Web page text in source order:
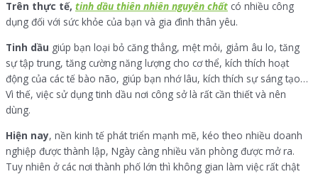
Trên thực tế, tinh dầu thiên nhiên nguyên chất có nhiều công
dụng đối với sức khỏe của bạn và gia đình thân yêu.
Tinh dầu giúp bạn loại bỏ căng thẳng, mệt mỏi, giảm âu lo, tăng
sự tập trung, tăng cường năng lượng cho cơ thể, kích thích hoạt
động của các tế bào não, giúp bạn nhớ lâu, kích thích sự sáng tạo…
Vì thế, việc sử dụng tinh dầu nơi công sở là rất cần thiết và nên
dùng.
Hiện nay, nền kinh tế phát triển mạnh mẽ, kéo theo nhiều doanh
nghiệp được thành lập, Ngày càng nhiều văn phòng được mở ra.
Tuy nhiên ở các nơi thành phố lớn thì không gian làm việc rất chật